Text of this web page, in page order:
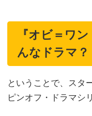
『オビ＝ワ
んなドラマ？
ということで、スタ
ピンオフ・ドラマシ